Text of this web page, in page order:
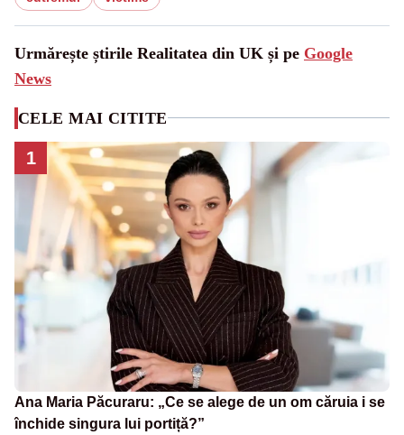
Urmărește știrile Realitatea din UK și pe Google
News
CELE MAI CITITE
1
Ana Maria Păcuraru: „Ce se alege de un om căruia i se
închide singura lui portiță?”